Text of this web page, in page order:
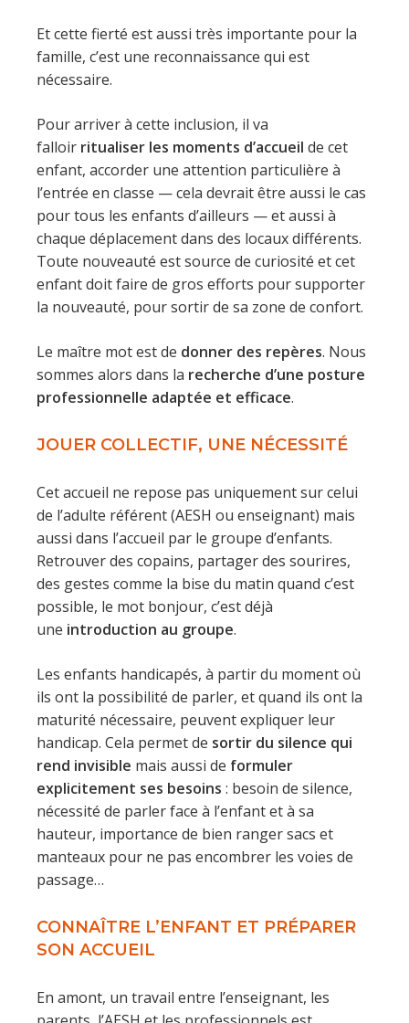
Et cette fierté est aussi très importante pour la
famille, c’est une reconnaissance qui est
nécessaire.
Pour arriver à cette inclusion, il va
falloir ritualiser les moments d’accueil de cet
enfant, accorder une attention particulière à
l’entrée en classe — cela devrait être aussi le cas
pour tous les enfants d’ailleurs — et aussi à
chaque déplacement dans des locaux différents.
Toute nouveauté est source de curiosité et cet
enfant doit faire de gros efforts pour supporter
la nouveauté, pour sortir de sa zone de confort.
Le maître mot est de donner des repères. Nous
sommes alors dans la recherche d’une posture
professionnelle adaptée et efficace.
JOUER COLLECTIF, UNE NÉCESSITÉ
Cet accueil ne repose pas uniquement sur celui
de l’adulte référent (AESH ou enseignant) mais
aussi dans l’accueil par le groupe d’enfants.
Retrouver des copains, partager des sourires,
des gestes comme la bise du matin quand c’est
possible, le mot bonjour, c’est déjà
une introduction au groupe.
Les enfants handicapés, à partir du moment où
ils ont la possibilité de parler, et quand ils ont la
maturité nécessaire, peuvent expliquer leur
handicap. Cela permet de sortir du silence qui
rend invisible mais aussi de formuler
explicitement ses besoins : besoin de silence,
nécessité de parler face à l’enfant et à sa
hauteur, importance de bien ranger sacs et
manteaux pour ne pas encombrer les voies de
passage…
CONNAÎTRE L’ENFANT ET PRÉPARER
SON ACCUEIL
En amont, un travail entre l’enseignant, les